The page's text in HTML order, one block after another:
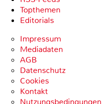
Topthemen
Editorials
Impressum
Mediadaten
AGB
Datenschutz
Cookies
Kontakt